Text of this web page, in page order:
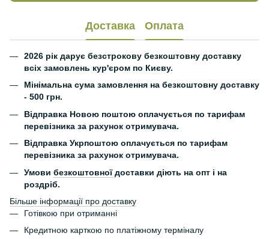
Доставка Оплата
2026 рік дарує безстрокову безкоштовну доставку
всіх замовлень кур'єром по Києву.
Мінімальна сума замовлення на безкоштовну доставку
- 500 грн.
Відправка Новою поштою оплачується по тарифам
перевізника за рахунок отримувача.
Відправка Укрпоштою оплачується по тарифам
перевізника за рахунок отримувача.
Умови безкоштовноїдоставки діють на опт і на
роздріб.
Більше інформації про доставку
Готівкою при отриманні
Кредитною карткою по платіжному терміналу